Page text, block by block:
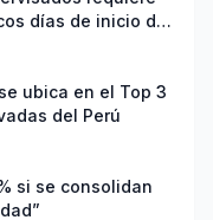
días de inicio del
ubica en el Top 3
del Perú
si se consolidan